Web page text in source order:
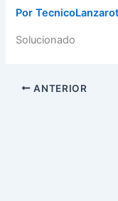
Por
Solucionado
ANTERIOR